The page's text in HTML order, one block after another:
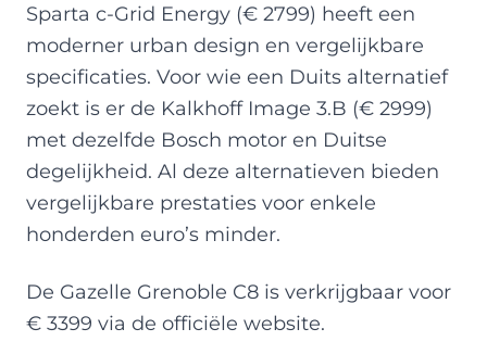
Sparta c-Grid Energy (€ 2799) heeft een
moderner urban design en vergelijkbare
specificaties. Voor wie een Duits alternatief
zoekt is er de Kalkhoff Image 3.B (€ 2999)
met dezelfde Bosch motor en Duitse
degelijkheid. Al deze alternatieven bieden
vergelijkbare prestaties voor enkele
honderden euro’s minder.
De Gazelle Grenoble C8 is verkrijgbaar voor
€ 3399 via de officiële website.